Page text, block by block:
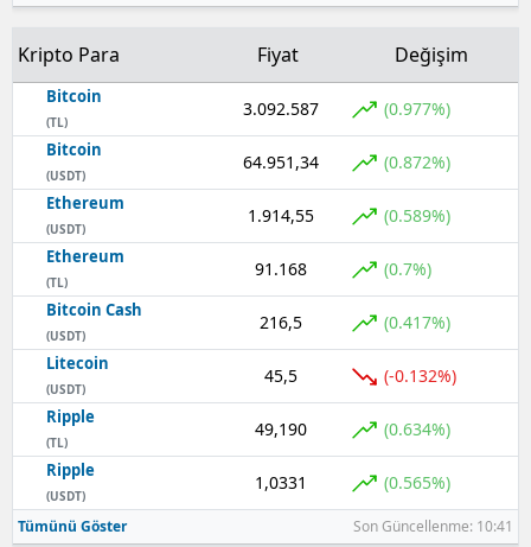
Kripto Para Fiyat Değişim
Bitcoin
(TL)
3.092.587 (0.977%)
Bitcoin
(USDT)
64.951,34 (0.872%)
Ethereum
(USDT)
1.914,55 (0.589%)
Ethereum
(TL)
91.168 (0.7%)
Bitcoin Cash
(USDT)
216,5 (0.417%)
Litecoin
(USDT)
45,5 (-0.132%)
Ripple
(TL)
49,190 (0.634%)
Ripple
(USDT)
1,0331 (0.565%)
Tümünü Göster Son Güncellenme: 10:41